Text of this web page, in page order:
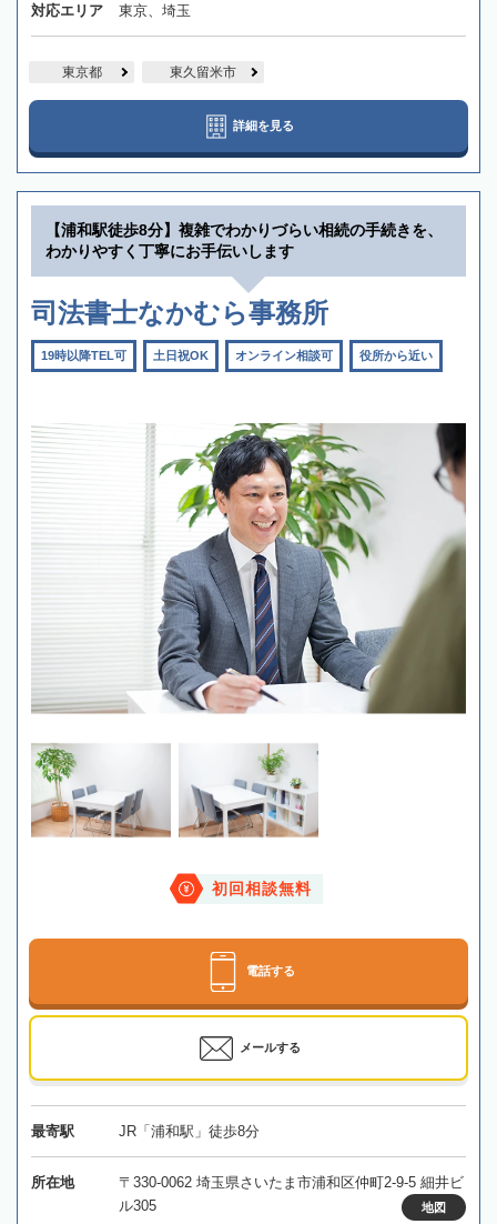
対応エリア 東京、埼玉
東京都 東久留米市
詳細を見る
【浦和駅徒歩8分】複雑でわかりづらい相続の手続きを、
わかりやすく丁寧にお手伝いします
司法書士なかむら事務所
19時以降TEL可 土日祝OK オンライン相談可 役所から近い
初回相談無料
電話する
メールする
最寄駅 JR「浦和駅」徒歩8分
所在地
〒330-0062 埼玉県さいたま市浦和区仲町2-9-5 細井ビ
ル305
地図